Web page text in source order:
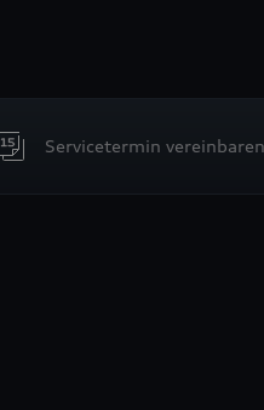
Servicetermin vereinbaren